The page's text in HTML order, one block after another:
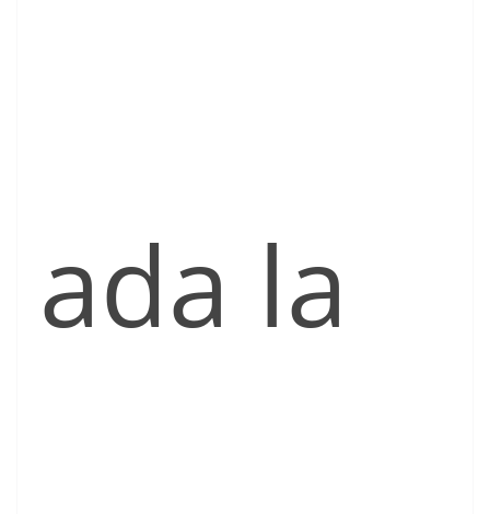
ada la